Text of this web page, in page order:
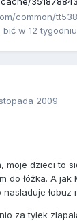
bić w 12
2009
moje dzieci to
do łóżka. A
łobuz
za tylek